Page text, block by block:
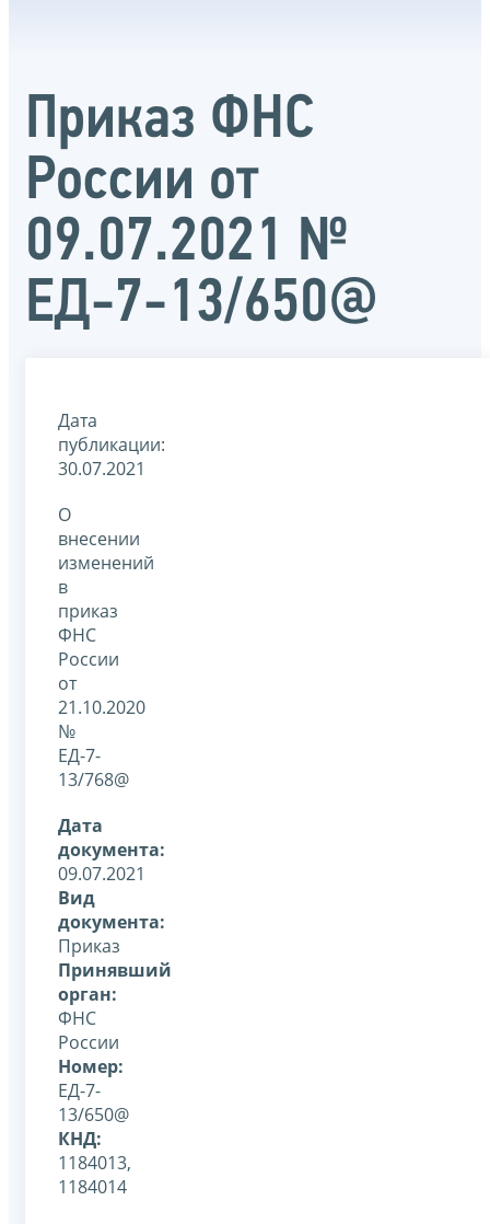
Приказ ФНС
России от
09.07.2021 №
ЕД-7-13/650@
Дата
публикации:
30.07.2021
О
внесении
изменений
в
приказ
ФНС
России
от
21.10.2020
№
ЕД-7-
13/768@
Дата
документа:
09.07.2021
Вид
документа:
Приказ
Принявший
орган:
ФНС
России
Номер:
ЕД-7-
13/650@
КНД:
1184013,
1184014